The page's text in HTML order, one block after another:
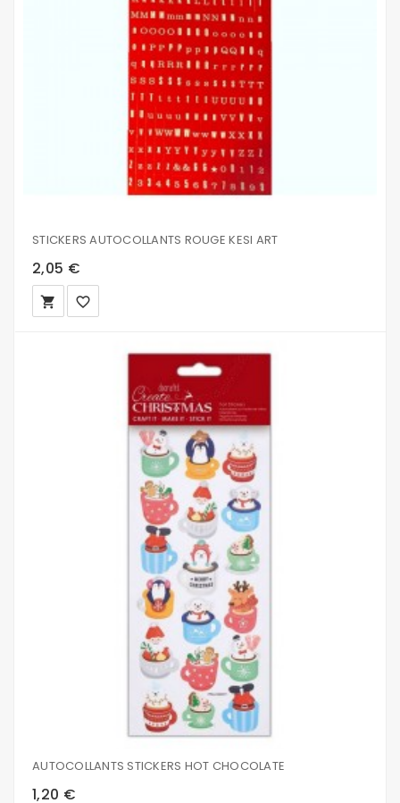
STICKERS AUTOCOLLANTS ROUGE KESI ART
2,05 €
local_grocery_store favorite_border
AUTOCOLLANTS STICKERS HOT CHOCOLATE
1,20 €